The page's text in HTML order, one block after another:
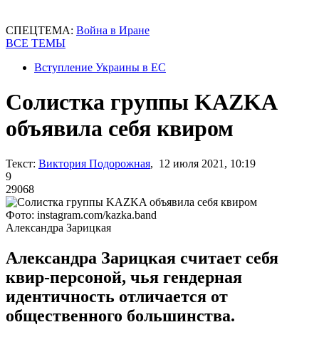
СПЕЦТЕМА: Война в Иране
ВСЕ ТЕМЫ
Вступление Украины в ЕС
Солистка группы KAZKA
объявила себя квиром
Текст: Виктория Подорожная, 12 июля 2021, 10:19
9
29068
Фото: instagram.com/kazka.band
Александра Зарицкая
Александра Зарицкая считает себя
квир-персоной, чья гендерная
идентичность отличается от
общественного большинства.